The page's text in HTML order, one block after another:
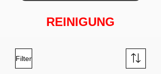
REINIGUNG
Filter